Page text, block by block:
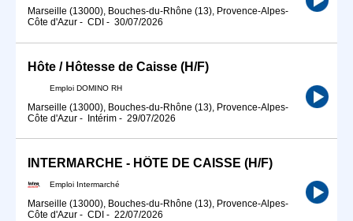
Marseille (13000), Bouches-du-Rhône (13), Provence-Alpes-
Côte d'Azur - CDI - 30/07/2026
Hôte / Hôtesse de Caisse (H/F)
Emploi DOMINO RH
Marseille (13000), Bouches-du-Rhône (13), Provence-Alpes-
Côte d'Azur - Intérim - 29/07/2026
INTERMARCHE - HÔTE DE CAISSE (H/F)
Emploi Intermarché
Marseille (13000), Bouches-du-Rhône (13), Provence-Alpes-
Côte d'Azur - CDI - 22/07/2026